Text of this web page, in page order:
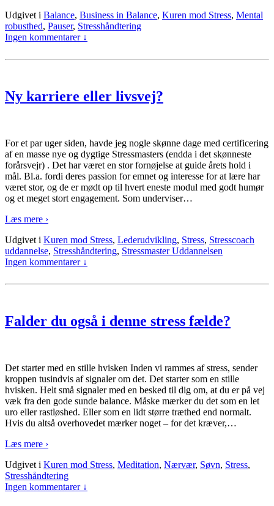
Udgivet i Balance, Business in Balance, Kuren mod Stress, Mental
robusthed, Pauser, Stresshåndtering
Ingen kommentarer ↓
Ny karriere eller livsvej?
For et par uger siden, havde jeg nogle skønne dage med certificering
af en masse nye og dygtige Stressmasters (endda i det skønneste
forårsvejr) . Det har været en stor fornøjelse at guide årets hold i
mål. Bl.a. fordi deres passion for emnet og interesse for at lære har
været stor, og de er mødt op til hvert eneste modul med godt humør
og et meget stort engagement. Som underviser…
Læs mere ›
Udgivet i Kuren mod Stress, Lederudvikling, Stress, Stresscoach
uddannelse, Stresshåndtering, Stressmaster Uddannelsen
Ingen kommentarer ↓
Falder du også i denne stress fælde?
Det starter med en stille hvisken Inden vi rammes af stress, sender
kroppen tusindvis af signaler om det. Det starter som en stille
hvisken. Helt små signaler med en besked til dig om, at du er på vej
væk fra den gode sunde balance. Måske mærker du det som en let
uro eller rastløshed. Eller som en lidt større træthed end normalt.
Hvis du altså overhovedet mærker noget – for det kræver,…
Læs mere ›
Udgivet i Kuren mod Stress, Meditation, Nærvær, Søvn, Stress,
Stresshåndtering
Ingen kommentarer ↓